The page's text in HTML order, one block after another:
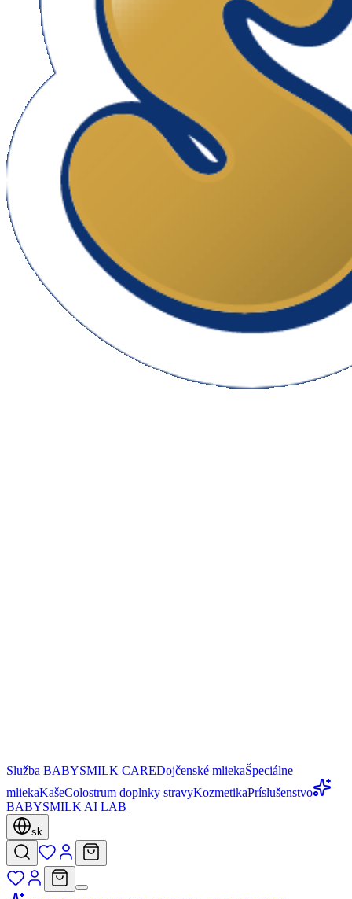
Služba BABYSMILK CAREDojčenské mliekaŠpeciálne
mliekaKašeColostrum doplnky stravyKozmetikaPríslušenstvo
BABYSMILK AI LAB
sk